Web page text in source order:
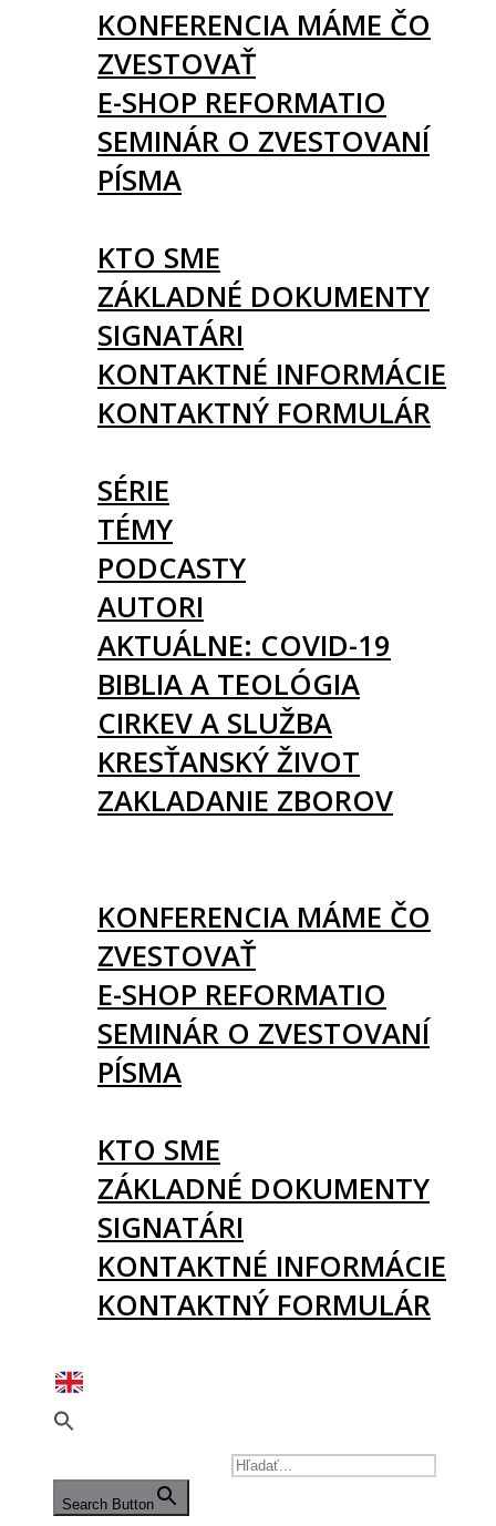
KONFERENCIA MÁME ČO
ZVESTOVAŤ
E-SHOP REFORMATIO
SEMINÁR O ZVESTOVANÍ
PÍSMA
KTO SME
ZÁKLADNÉ DOKUMENTY
SIGNATÁRI
KONTAKTNÉ INFORMÁCIE
KONTAKTNÝ FORMULÁR
SÉRIE
TÉMY
PODCASTY
AUTORI
AKTUÁLNE: COVID-19
BIBLIA A TEOLÓGIA
CIRKEV A SLUŽBA
KRESŤANSKÝ ŽIVOT
ZAKLADANIE ZBOROV
KONFERENCIA MÁME ČO
ZVESTOVAŤ
E-SHOP REFORMATIO
SEMINÁR O ZVESTOVANÍ
PÍSMA
KTO SME
ZÁKLADNÉ DOKUMENTY
SIGNATÁRI
KONTAKTNÉ INFORMÁCIE
KONTAKTNÝ FORMULÁR
Search Button